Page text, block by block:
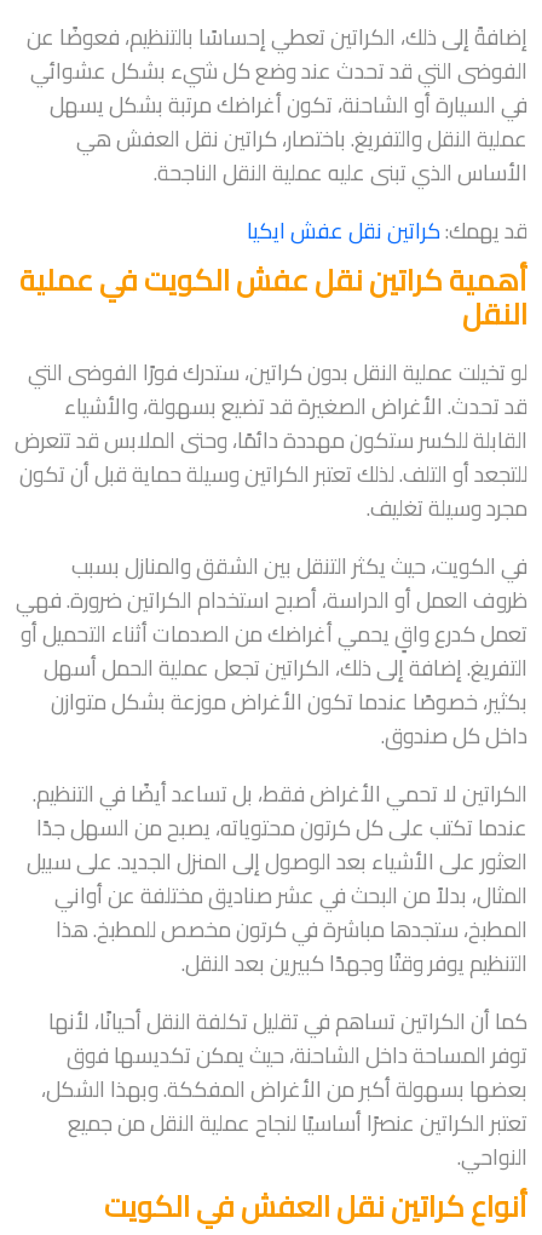
إضافةً إلى ذلك، الكراتين تعطي إحساسًا بالتنظيم، فعوضًا عن
الفوضى التي قد تحدث عند وضع كل شيء بشكل عشوائي
في السيارة أو الشاحنة، تكون أغراضك مرتبة بشكل يسهل
عملية النقل والتفريغ. باختصار، كراتين نقل العفش هي
الأساس الذي تبنى عليه عملية النقل الناجحة.
قد يهمك:كراتين نقل عفش ايكيا
أهمية كراتين نقل عفش الكويت في عملية
النقل
لو تخيلت عملية النقل بدون كراتين، ستدرك فورًا الفوضى التي
قد تحدث. الأغراض الصغيرة قد تضيع بسهولة، والأشياء
القابلة للكسر ستكون مهددة دائمًا، وحتى الملابس قد تتعرض
للتجعد أو التلف. لذلك تعتبر الكراتين وسيلة حماية قبل أن تكون
مجرد وسيلة تغليف.
في الكويت، حيث يكثر التنقل بين الشقق والمنازل بسبب
ظروف العمل أو الدراسة، أصبح استخدام الكراتين ضرورة. فهي
تعمل كدرع واقٍ يحمي أغراضك من الصدمات أثناء التحميل أو
التفريغ. إضافة إلى ذلك، الكراتين تجعل عملية الحمل أسهل
بكثير، خصوصًا عندما تكون الأغراض موزعة بشكل متوازن
داخل كل صندوق.
الكراتين لا تحمي الأغراض فقط، بل تساعد أيضًا في التنظيم.
عندما تكتب على كل كرتون محتوياته، يصبح من السهل جدًا
العثور على الأشياء بعد الوصول إلى المنزل الجديد. على سبيل
المثال، بدلاً من البحث في عشر صناديق مختلفة عن أواني
المطبخ، ستجدها مباشرة في كرتون مخصص للمطبخ. هذا
التنظيم يوفر وقتًا وجهدًا كبيرين بعد النقل.
كما أن الكراتين تساهم في تقليل تكلفة النقل أحيانًا، لأنها
توفر المساحة داخل الشاحنة، حيث يمكن تكديسها فوق
بعضها بسهولة أكبر من الأغراض المفككة. وبهذا الشكل،
تعتبر الكراتين عنصرًا أساسيًا لنجاح عملية النقل من جميع
النواحي.
أنواع كراتين نقل العفش في الكويت